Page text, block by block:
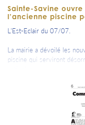
Sainte-Savine
l’ancienne piscine
L'Est-Eclair du 07/07.
La mairie a dévoilé les
piscine qui serviront